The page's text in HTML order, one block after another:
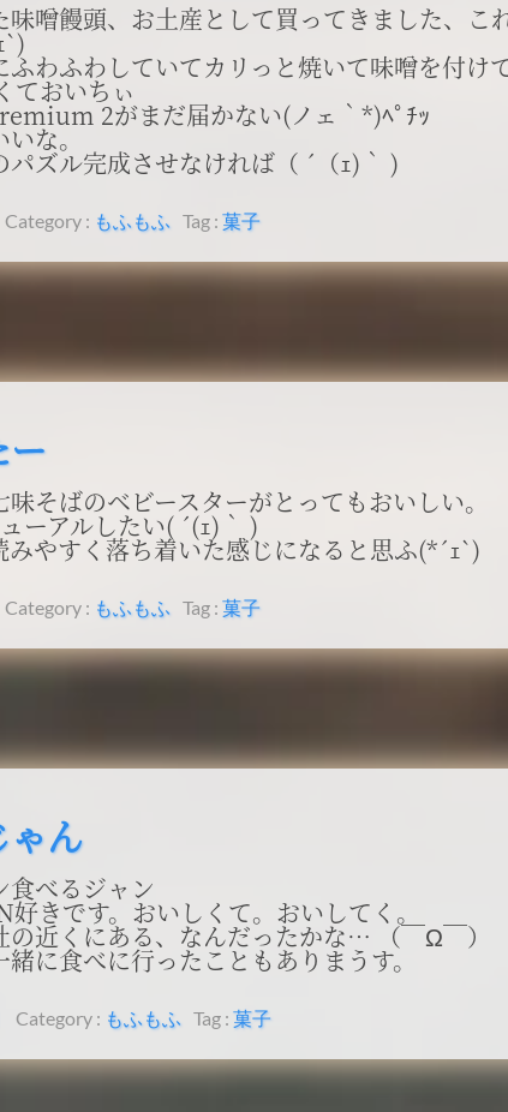
味噌饅頭、お土産として買ってきました、こ
`)
ふわふわしていてカリっと焼いて味噌を付け
ておいちぃ
2がまだ届かない(ノェ｀*)ﾍﾟﾁｯ
な。
パズル完成させなければ（ ´（ｪ)｀ )
Category : もふもふ Tag : 菓子
そばのベビースターがとってもおいしい。
ーアルしたい( ´(ｪ)｀ )
みやすく落ち着いた感じになると思ふ(*´ｪ`)
Category : もふもふ Tag : 菓子
ゃん
食べるジャン
きです。おいしくて。おいしてく。
の近くにある、なんだったかな… （￣Ω￣）
に食べに行ったこともありまうす。
Category : もふもふ Tag : 菓子